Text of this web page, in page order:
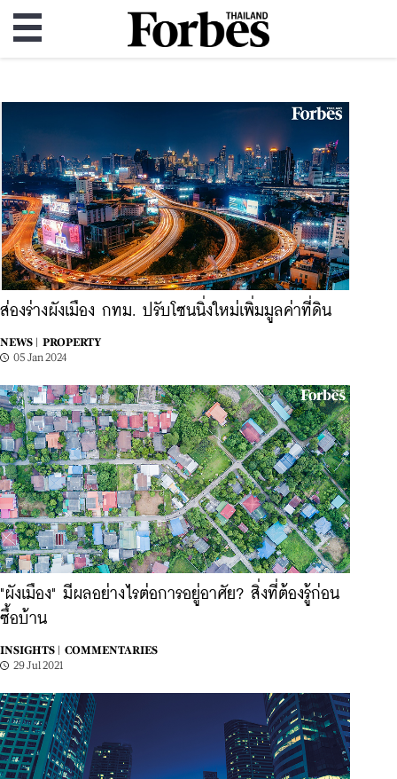
ส่องร่างผังเมือง กทม. ปรับโซนนิ่งใหม่เพิ่มมูลค่าที่ดิน
NEWS |
PROPERTY
05 Jan 2024
"ผังเมือง" มีผลอย่างไรต่อการอยู่อาศัย? สิ่งที่ต้องรู้ก่อน
ซื้อบ้าน
INSIGHTS |
COMMENTARIES
29 Jul 2021